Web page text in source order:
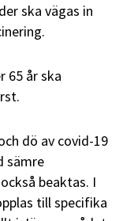
ska vägas in
65 år ska
dö av covid-19
sämre
beaktas. I
till specifika